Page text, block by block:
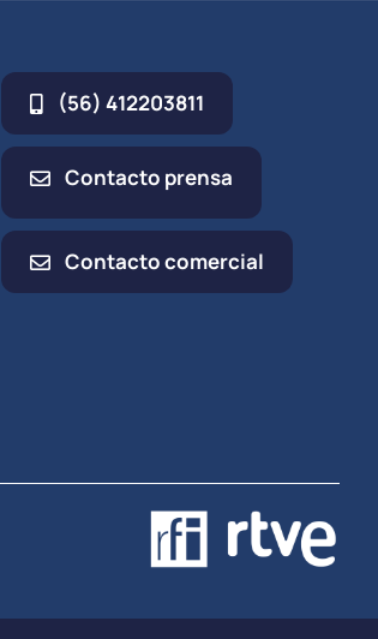
(56) 412203811
Contacto prensa
Contacto comercial